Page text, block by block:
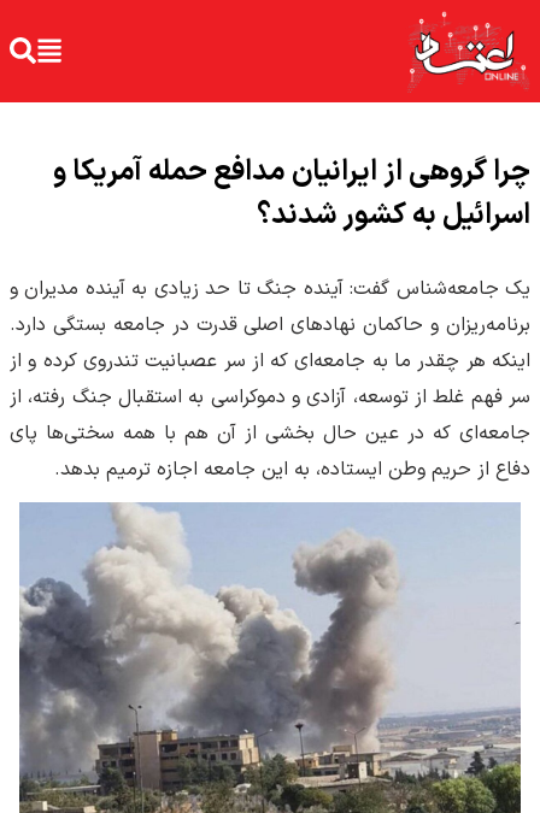
چرا گروهی از ایرانیان مدافع حمله آمریکا و
اسرائیل به کشور شدند؟
یک جامعه‌شناس گفت: آینده جنگ تا حد زیادی به آینده مدیران و
برنامه‌ریزان و حاکمان نهادهای اصلی قدرت در جامعه بستگی دارد.
اینکه هر چقدر ما به جامعه‌ای که از سر عصبانیت تندروی کرده و از
سر فهم غلط از توسعه، آزادی و دموکراسی به استقبال جنگ رفته، از
جامعه‌ای که در عین‌ حال بخشی از آن هم با همه سختی‌ها پای
دفاع از حریم وطن ایستاده، به این جامعه اجازه ترمیم بدهد.